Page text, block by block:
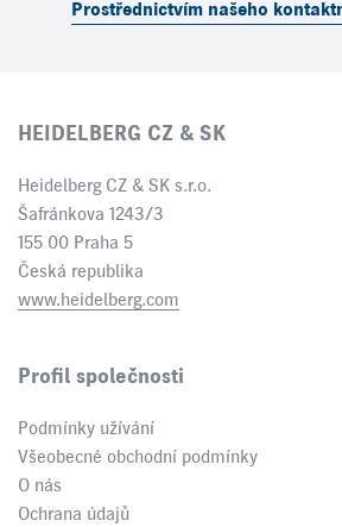
Prostřednictvím našeho
HEIDELBERG CZ & SK
Heidelberg CZ & SK s.r.o.
Šafránkova 1243/3
155 00 Praha 5
Česká republika
www.heidelberg.com
Profil společnosti
Podmínky užívání
Všeobecné obchodní podmínky
O nás
Ochrana údajů